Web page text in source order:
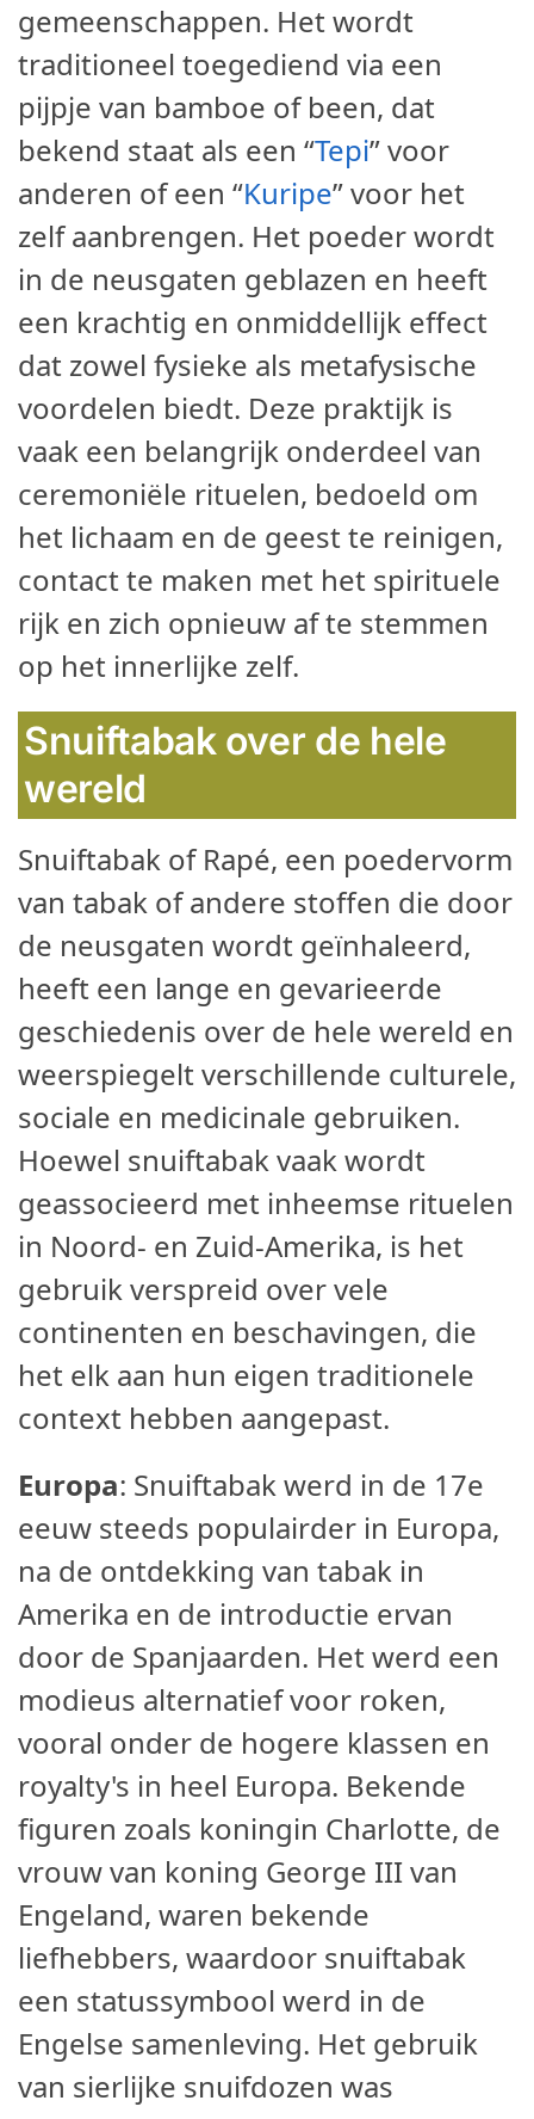
gemeenschappen. Het wordt
traditioneel toegediend via een
pijpje van bamboe of been, dat
bekend staat als een “Tepi” voor
anderen of een “Kuripe” voor het
zelf aanbrengen. Het poeder wordt
in de neusgaten geblazen en heeft
een krachtig en onmiddellijk effect
dat zowel fysieke als metafysische
voordelen biedt. Deze praktijk is
vaak een belangrijk onderdeel van
ceremoniële rituelen, bedoeld om
het lichaam en de geest te reinigen,
contact te maken met het spirituele
rijk en zich opnieuw af te stemmen
op het innerlijke zelf.
Snuiftabak over de hele
wereld
Snuiftabak of Rapé, een poedervorm
van tabak of andere stoffen die door
de neusgaten wordt geïnhaleerd,
heeft een lange en gevarieerde
geschiedenis over de hele wereld en
weerspiegelt verschillende culturele,
sociale en medicinale gebruiken.
Hoewel snuiftabak vaak wordt
geassocieerd met inheemse rituelen
in Noord- en Zuid-Amerika, is het
gebruik verspreid over vele
continenten en beschavingen, die
het elk aan hun eigen traditionele
context hebben aangepast.
Europa: Snuiftabak werd in de 17e
eeuw steeds populairder in Europa,
na de ontdekking van tabak in
Amerika en de introductie ervan
door de Spanjaarden. Het werd een
modieus alternatief voor roken,
vooral onder de hogere klassen en
royalty's in heel Europa. Bekende
figuren zoals koningin Charlotte, de
vrouw van koning George III van
Engeland, waren bekende
liefhebbers, waardoor snuiftabak
een statussymbool werd in de
Engelse samenleving. Het gebruik
van sierlijke snuifdozen was